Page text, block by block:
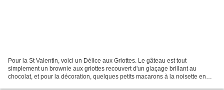
Pour la St Valentin, voici un Délice aux Griottes. Le gâteau est tout
simplement un brownie aux griottes recouvert d'un glaçage brillant au
chocolat, et pour la décoration, quelques petits macarons à la noisette en